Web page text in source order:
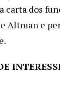
carta dos
Altman e